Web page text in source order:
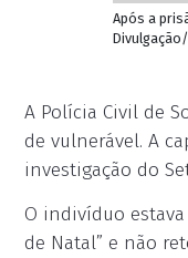
Após a
A Polícia Civil de
de vulnerável. A
investigação do
O indivíduo
de Natal” e não